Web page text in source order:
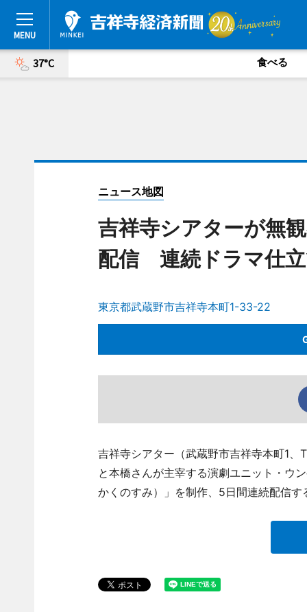
37°C 食べる
ニュース地図
吉祥寺シアターが無
配信 連続ドラマ仕
東京都武蔵野市吉祥寺本町1-33-22
吉祥寺シアター（武蔵野市吉祥寺本町1
と本橋さんが主宰する演劇ユニット・ウ
かくのすみ）」を制作、5日間連続配信す